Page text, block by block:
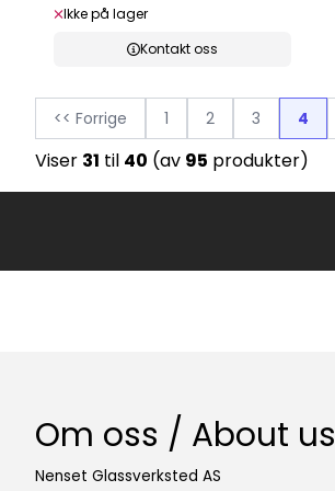
Ikke på lager
Kontakt oss
<< Forrige 1 2 3 4
Viser 31 til 40 (av 95 produkter)
Om oss / About us
Nenset Glassverksted AS